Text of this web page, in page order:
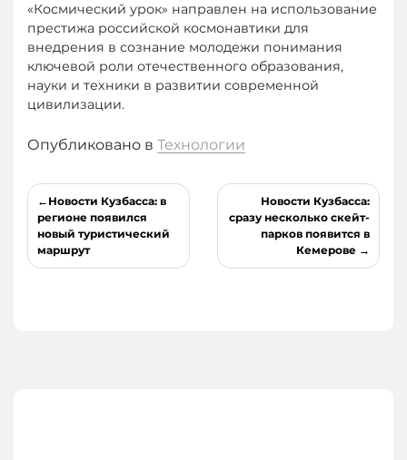
«Космический урок» направлен на использование
престижа российской космонавтики для
внедрения в сознание молодежи понимания
ключевой роли отечественного образования,
науки и техники в развитии современной
цивилизации.
Опубликовано в Технологии
Навигация
по
записям
Новости Кузбасса: в
регионе появился
новый туристический
маршрут
Новости Кузбасса:
сразу несколько скейт-
парков появится в
Кемерове